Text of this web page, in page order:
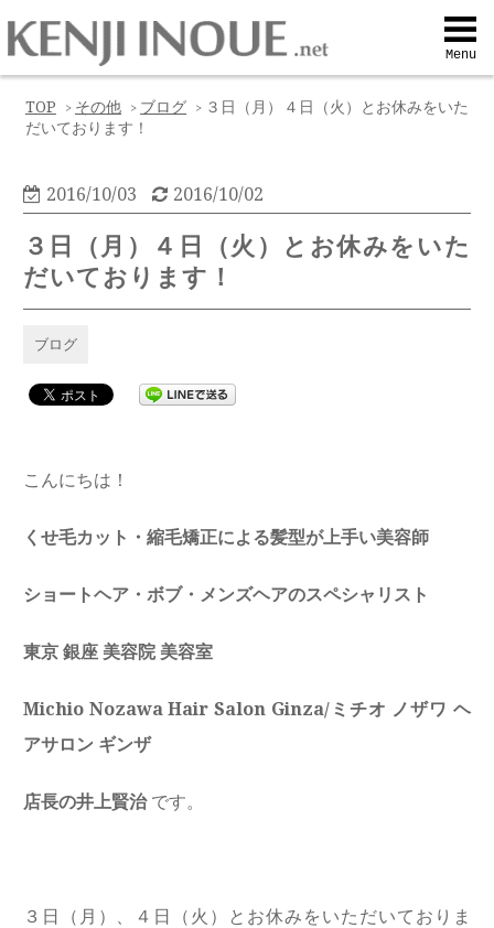
Menu
Q&A
Menu
TOP > その他 > ブログ > ３日（月）４日（火）とお休みをいた
だいております！
2016/10/03 2016/10/02
３日（月）４日（火）とお休みをいた
だいております！
ブログ
こんにちは！
くせ毛カット・縮毛矯正による髪型が上手い美容師
ショートヘア・ボブ・メンズヘアのスペシャリスト
東京 銀座 美容院 美容室
Michio Nozawa Hair Salon Ginza/ミチオ ノザワ ヘ
アサロン ギンザ
店長の井上賢治 です。
３日（月）、４日（火）とお休みをいただいておりま